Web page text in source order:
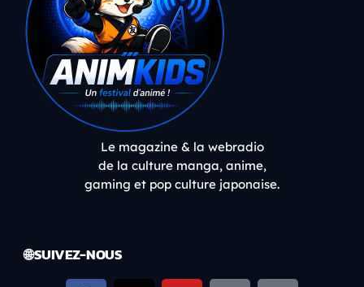
Le magazine & la webradio
de la culture manga, anime,
gaming et pop culture japonaise.
🌐 SUIVEZ-NOUS